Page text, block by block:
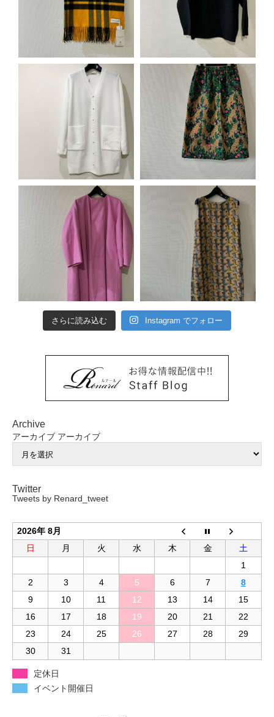
さらに読み込む Instagram でフォロー
Archive
アーカイブ アーカイブ
Twitter
Tweets by Renard_tweet
2026年 8月
日
月 火 水 木 金
土
1
2
3 4 5 6 7
8
9
10 11 12 13 14
15
16
17 18 19 20 21
22
23
24 25 26 27 28
29
30
31
定休日
イベント開催日